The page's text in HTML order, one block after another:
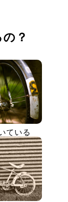
？
ている